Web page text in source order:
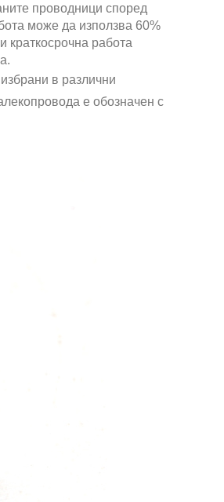
проводници според
може да използва 60%
краткосрочна работа
в различни
е обозначен с